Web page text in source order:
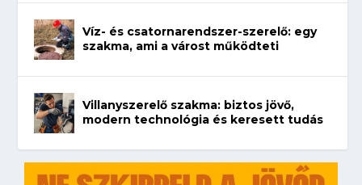
Víz- és csatornarendszer-szerelő: egy
szakma, ami a várost működteti
Villanyszerelő szakma: biztos jövő,
modern technológia és keresett tudás